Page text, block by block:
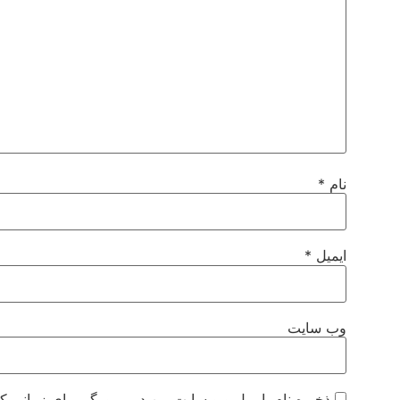
نام *
ایمیل *
وب‌ سایت